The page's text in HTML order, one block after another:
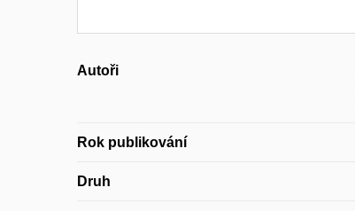
Autoři
Rok publikování
Druh